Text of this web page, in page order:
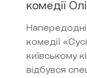
комедії
комедії
київському
відбувся